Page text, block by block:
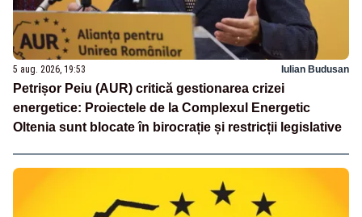
5 aug. 2026, 19:53 Iulian Budusan
Petrișor Peiu (AUR) critică gestionarea crizei
energetice: Proiectele de la Complexul Energetic
Oltenia sunt blocate în birocrație și restricții legislative